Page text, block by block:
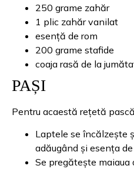
250 grame zahăr
1 plic zahăr vanilat
esență de rom
200 grame stafide
coaja rasă de la
PAȘI
Pentru acaestă rețetă
Laptele se încălzește
adăugând și esența
Se pregătește